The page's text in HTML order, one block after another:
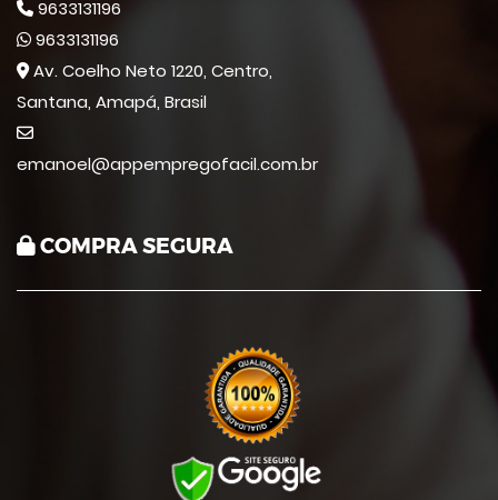
9633131196
9633131196
Av. Coelho Neto 1220, Centro,
Santana, Amapá, Brasil
emanoel@appempregofacil.com.br
COMPRA SEGURA